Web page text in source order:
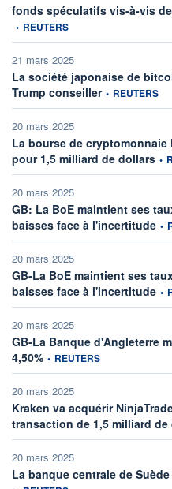
fonds spéculatifs vis-à-vis
• REUTERS
21 mars 2025
La société japonaise de
Trump conseillerinformation
• REUTERS
20 mars 2025
La bourse de cryptomonnaie
pour 1,5 milliard de dollars •
20 mars 2025
GB: La BoE maintient ses
baisses face à l'incertitude •
20 mars 2025
GB-La BoE maintient ses
baisses face à l'incertitude •
20 mars 2025
GB-La Banque d'Angleterre
4,50% information fournie par
• REUTERS
20 mars 2025
Kraken va acquérir
transaction de 1,5 milliard
20 mars 2025
La banque centrale de